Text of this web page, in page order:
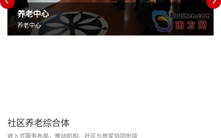
养老中心
养老中心
社区养老综合体
嵌入式服务布局，推动机构、社区与居家协同衔接